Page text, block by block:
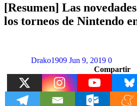
[Resumen] Las
los torneos de Nintendo
Drako1909 Jun 9, 2019 0
Compartir